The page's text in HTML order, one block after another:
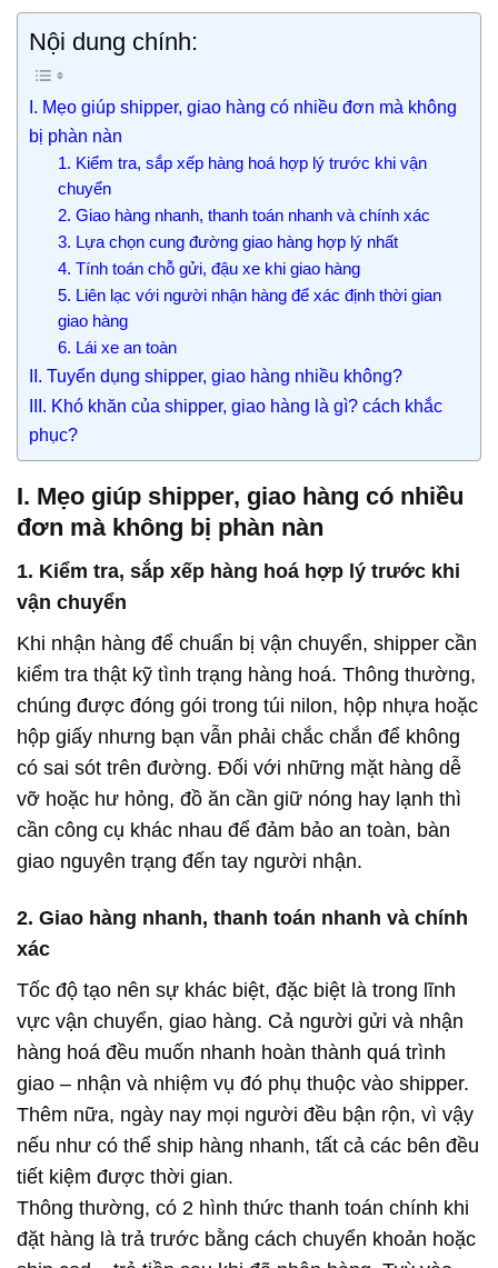
Nội dung chính:
I. Mẹo giúp shipper, giao hàng có nhiều đơn mà không
bị phàn nàn​
1. Kiểm tra, sắp xếp hàng hoá hợp lý trước khi vận
chuyển
2. Giao hàng nhanh, thanh toán nhanh và chính xác
3. Lựa chọn cung đường giao hàng hợp lý nhất
4. Tính toán chỗ gửi, đậu xe khi giao hàng
5. Liên lạc với người nhận hàng để xác định thời gian
giao hàng
6. Lái xe an toàn
II. Tuyển dụng shipper, giao hàng nhiều không?​
III. Khó khăn của shipper, giao hàng là gì? cách khắc
phục?
I. Mẹo giúp shipper, giao hàng có nhiều
đơn mà không bị phàn nàn​
1. Kiểm tra, sắp xếp hàng hoá hợp lý trước khi
vận chuyển
Khi nhận hàng để chuẩn bị vận chuyển, shipper cần
kiểm tra thật kỹ tình trạng hàng hoá. Thông thường,
chúng được đóng gói trong túi nilon, hộp nhựa hoặc
hộp giấy nhưng bạn vẫn phải chắc chắn để không
có sai sót trên đường. Đối với những mặt hàng dễ
vỡ hoặc hư hỏng, đồ ăn cần giữ nóng hay lạnh thì
cần công cụ khác nhau để đảm bảo an toàn, bàn
giao nguyên trạng đến tay người nhận.
2. Giao hàng nhanh, thanh toán nhanh và chính
xác
Tốc độ tạo nên sự khác biệt, đặc biệt là trong lĩnh
vực vận chuyển, giao hàng. Cả người gửi và nhận
hàng hoá đều muốn nhanh hoàn thành quá trình
giao – nhận và nhiệm vụ đó phụ thuộc vào shipper.
Thêm nữa, ngày nay mọi người đều bận rộn, vì vậy
nếu như có thể ship hàng nhanh, tất cả các bên đều
tiết kiệm được thời gian.
Thông thường, có 2 hình thức thanh toán chính khi
đặt hàng là trả trước bằng cách chuyển khoản hoặc